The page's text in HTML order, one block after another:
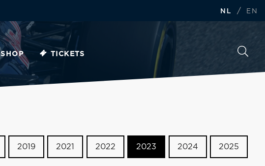
NL / EN
SHOP TICKETS
2019 2021 2022 2023 2024 2025